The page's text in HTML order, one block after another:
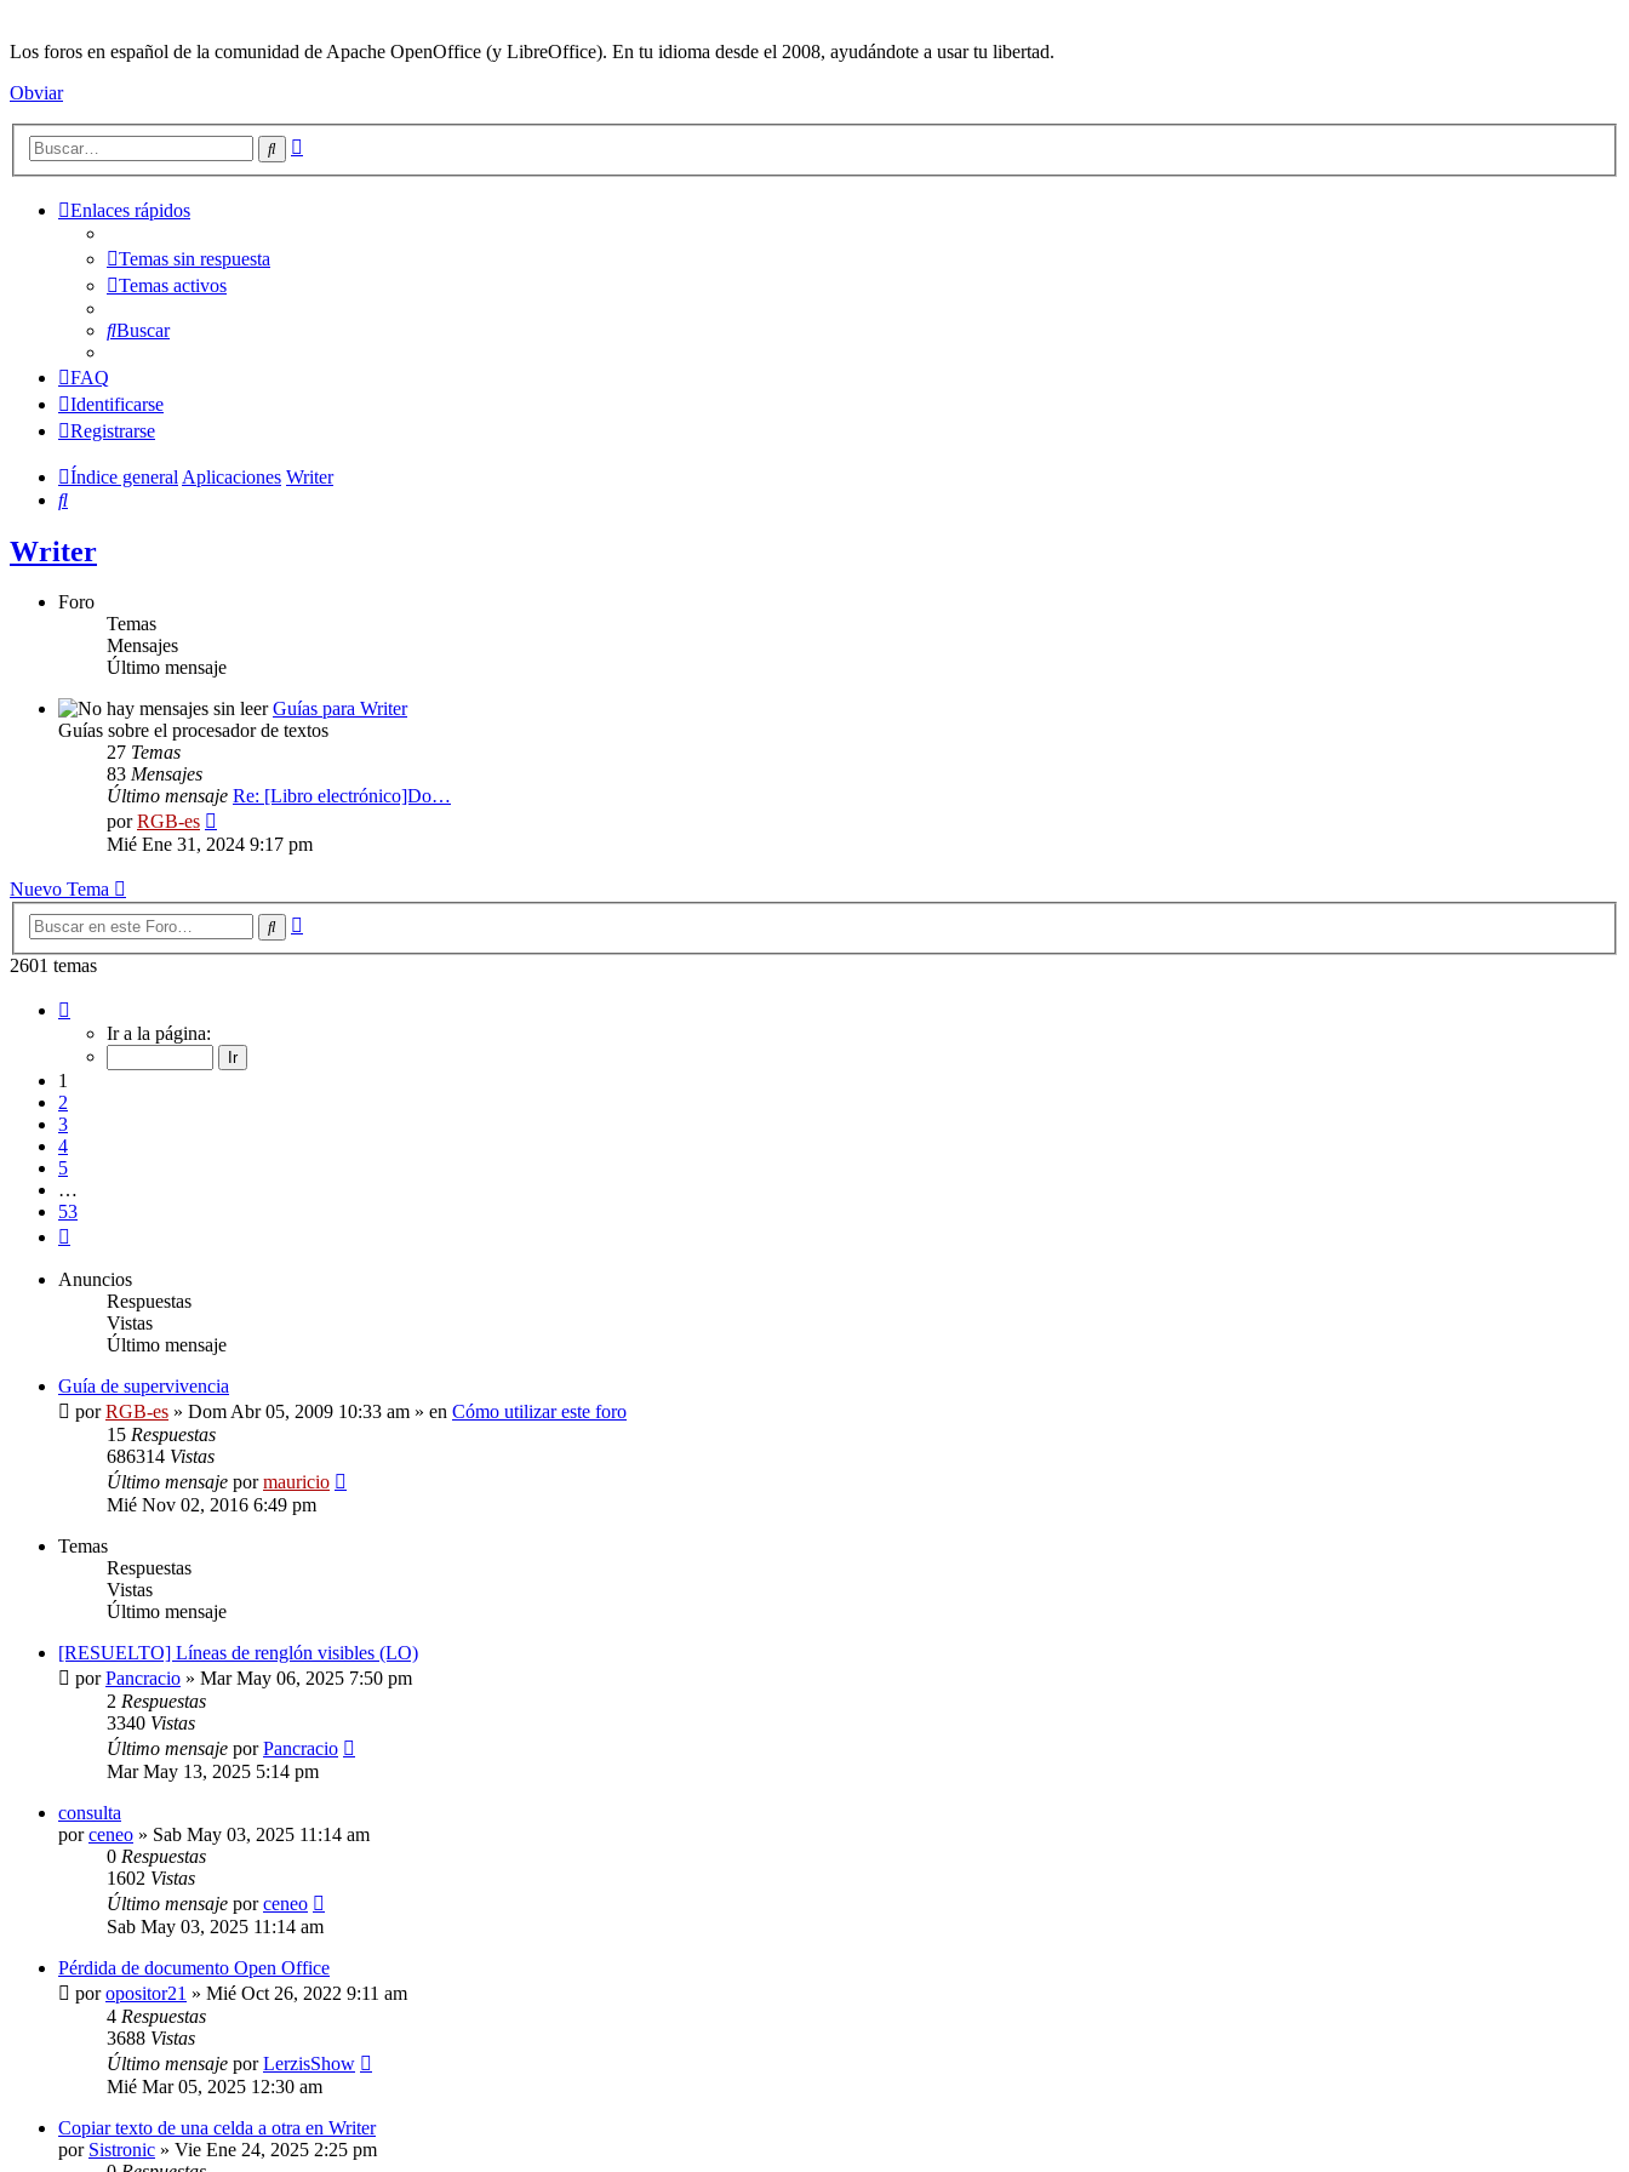
Los foros en español de la comunidad de Apache OpenOffice (y LibreOffice). En tu idioma desde el 2008, ayudándote a usar tu libertad.
Obviar
Buscar
Enlaces rápidos
Temas sin respuesta
Temas activos
Buscar
FAQ
Identificarse
Registrarse
Índice general Aplicaciones Writer
Buscar
Writer
Foro
Temas
Mensajes
Último mensaje
Guías para Writer
Guías sobre el procesador de textos
27 Temas
83 Mensajes
Último mensaje Re: [Libro electrónico]Do…
porRGB-es
último
Mié Ene 31, 2024 9:17 pm
Nuevo Tema
Buscar
2601 temas
Ir a la página:
1
2
3
4
5
…
53
Anuncios
Respuestas
Vistas
Último mensaje
Guía de supervivencia
porRGB-es » Dom Abr 05, 2009 10:33 am » en Cómo utilizar este foro
15 Respuestas
686314 Vistas
Último mensaje pormauricio
Mié Nov 02, 2016 6:49 pm
Temas
Respuestas
Vistas
Último mensaje
[RESUELTO] Líneas de renglón visibles (LO)
porPancracio » Mar May 06, 2025 7:50 pm
2 Respuestas
3340 Vistas
Último mensaje porPancracio
Mar May 13, 2025 5:14 pm
consulta
porceneo » Sab May 03, 2025 11:14 am
0 Respuestas
1602 Vistas
Último mensaje porceneo
Sab May 03, 2025 11:14 am
Pérdida de documento Open Office
poropositor21 » Mié Oct 26, 2022 9:11 am
4 Respuestas
3688 Vistas
Último mensaje porLerzisShow
Mié Mar 05, 2025 12:30 am
Copiar texto de una celda a otra en Writer
por Sistronic » Vie Ene 24, 2025 2:25 pm